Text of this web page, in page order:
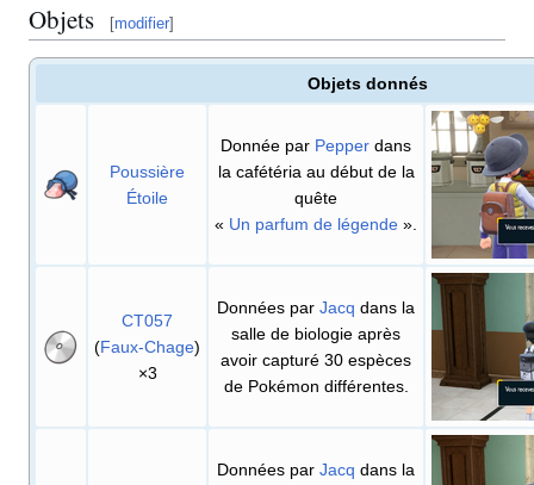
Objets [modifier]
Objets donnés
Poussière
Étoile
Donnée par Pepper dans
la cafétéria au début de la
quête
« Un parfum de légende ».
CT057
(Faux-Chage)
×3
Données par Jacq dans la
salle de biologie après
avoir capturé 30 espèces
de Pokémon différentes.
Données par Jacq dans la